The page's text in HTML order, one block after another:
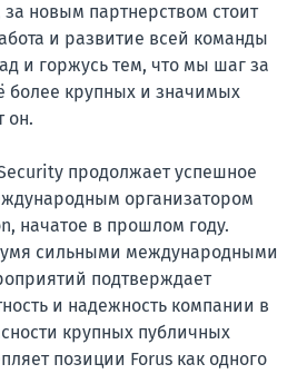
новым партнерством стоит
и развитие всей команды
и горжусь тем, что мы шаг за
более крупных и значимых
он.
продолжает успешное
организатором
начатое в прошлом году.
сильными международными
подтверждает
и надежность компании в
крупных публичных
позиции Forus как одного